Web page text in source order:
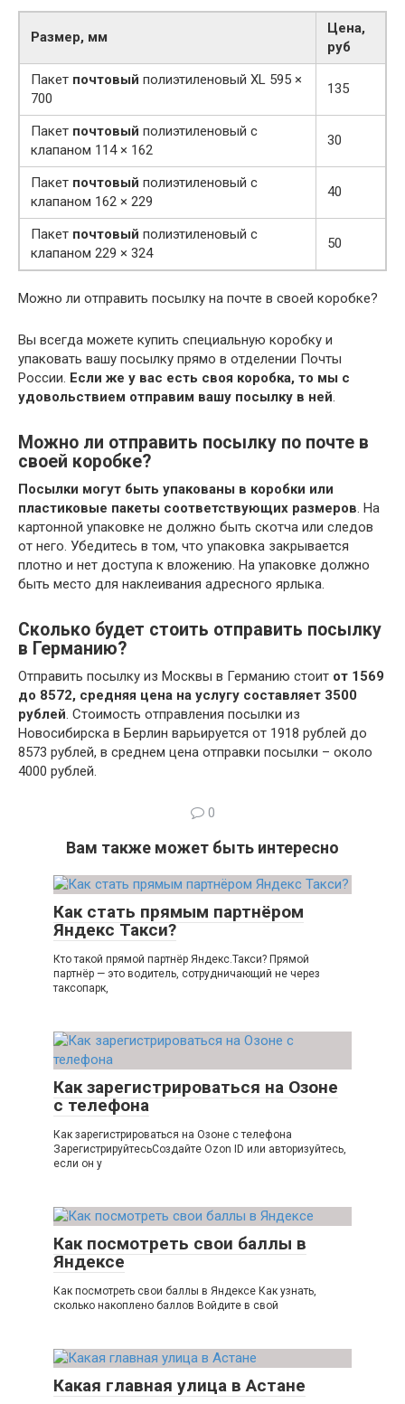
Размер, мм
Цена,
руб
Пакет почтовый полиэтиленовый XL 595 ×
700
135
Пакет почтовый полиэтиленовый с
клапаном 114 × 162
30
Пакет почтовый полиэтиленовый с
клапаном 162 × 229
40
Пакет почтовый полиэтиленовый с
клапаном 229 × 324
50
Можно ли отправить посылку на почте в своей коробке?
Вы всегда можете купить специальную коробку и
упаковать вашу посылку прямо в отделении Почты
России. Если же у вас есть своя коробка, то мы с
удовольствием отправим вашу посылку в ней
Можно ли отправить посылку по почте в
своей коробке?
Посылки могут быть упакованы в коробки или
пластиковые пакеты соответствующих размеров . На
картонной упаковке не должно быть скотча или следов
от него. Убедитесь в том, что упаковка закрывается
плотно и нет доступа к вложению. На упаковке должно
быть место для наклеивания адресного ярлыка.
Сколько будет стоить отправить посылку
в Германию?
Отправить посылку из Москвы в Германию стоит от 1569
до 8572, средняя цена на услугу составляет 3500
рублей . Стоимость отправления посылки из
Новосибирска в Берлин варьируется от 1918 рублей до
8573 рублей, в среднем цена отправки посылки – около
4000 рублей.
0
Вам также может быть интересно
Как стать прямым партнёром
Яндекс Такси?
Кто такой прямой партнёр Яндекс.Такси? Прямой
партнёр — это водитель, сотрудничающий не через
таксопарк,
Как зарегистрироваться на Озоне
с телефона
Как зарегистрироваться на Озоне с телефона
ЗарегистрируйтесьСоздайте Ozon ID или авторизуйтесь,
если он у
Как посмотреть свои баллы в
Яндексе
Как посмотреть свои баллы в Яндексе Как узнать,
сколько накоплено баллов Войдите в свой
Какая главная улица в Астане